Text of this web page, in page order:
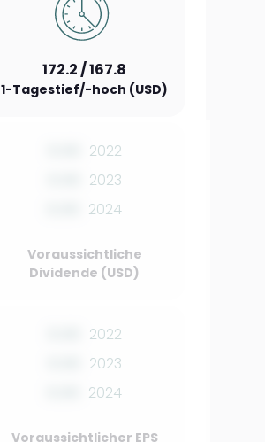
172.2 / 167.8
1-Tagestief/-hoch (USD)
2022
2023
2024
Voraussichtliche
Dividende (USD)
2022
2023
2024
Voraussichtlicher EPS